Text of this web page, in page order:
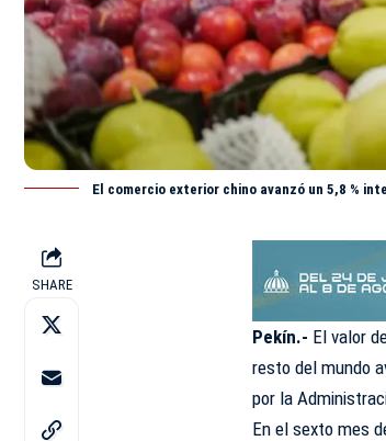
El comercio exterior chino avanzó un 5,8 %
SHARE
Pekín.- El valor
resto del mundo
por la
En el sexto mes